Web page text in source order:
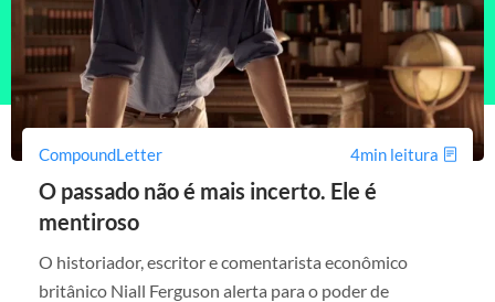
CompoundLetter 4min leitura
O passado não é mais incerto. Ele é
mentiroso
O historiador, escritor e comentarista econômico
britânico Niall Ferguson alerta para o poder de